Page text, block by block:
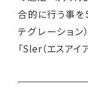
合的に行う事
テグレーション
「SIer（エスアイ